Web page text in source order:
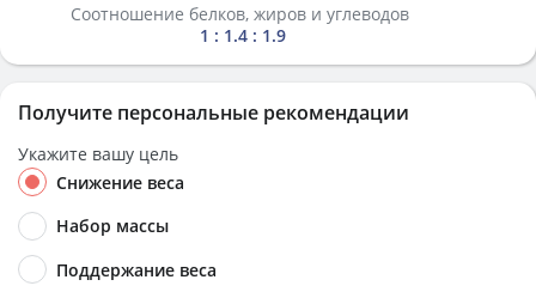
Соотношение белков, жиров и углеводов
1 : 1.4 : 1.9
Получите персональные рекомендации
Укажите вашу цель
Снижение веса
Набор массы
Поддержание веса